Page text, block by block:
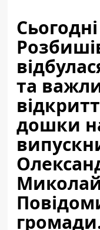
та
дошки